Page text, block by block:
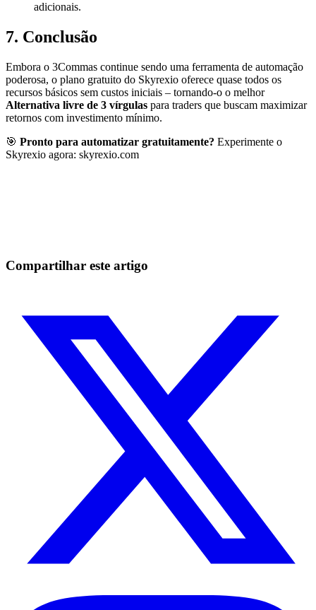
adicionais.
7. Conclusão
Embora o 3Commas continue sendo uma ferramenta de automação
poderosa, o plano gratuito do Skyrexio oferece quase todos os
recursos básicos sem custos iniciais – tornando-o o melhor
Alternativa livre de 3 vírgulas para traders que buscam maximizar
retornos com investimento mínimo.
🎯 Pronto para automatizar gratuitamente? Experimente o
Skyrexio agora: skyrexio.com
Compartilhar este artigo